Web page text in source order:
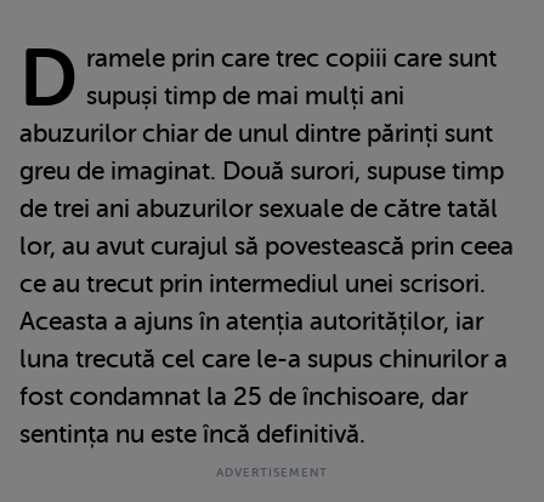
D ramele prin care trec copiii care sunt
supuși timp de mai mulți ani
abuzurilor chiar de unul dintre părinți sunt
greu de imaginat. Două surori, supuse timp
de trei ani abuzurilor sexuale de către tatăl
lor, au avut curajul să povestească prin ceea
ce au trecut prin intermediul unei scrisori.
Aceasta a ajuns în atenția autorităților, iar
luna trecută cel care le-a supus chinurilor a
fost condamnat la 25 de închisoare, dar
sentința nu este încă definitivă.